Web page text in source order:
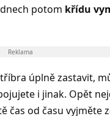
potom křídu
Reklama
úplně zastavit,
i jinak. Opět
od času vyjměte